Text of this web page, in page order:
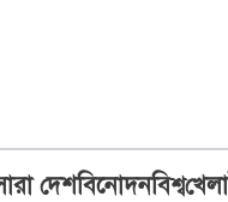
দেশবিনোদনবিশ্বখেলা